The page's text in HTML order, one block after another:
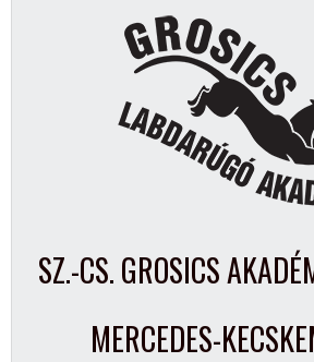
SZ.-CS. GROSICS
MERCEDES-